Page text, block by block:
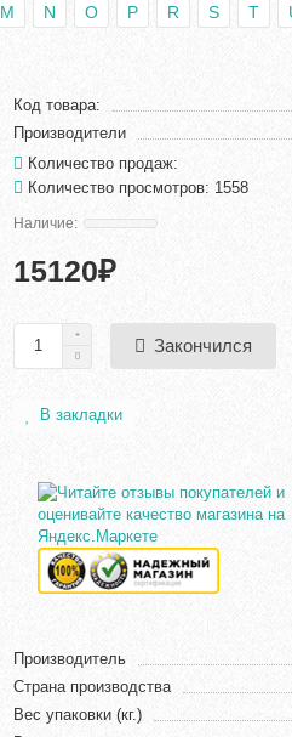
M N O P R S T
Код товара:
Производители
Количество продаж:
Количество просмотров: 1558
15120₽
Закончился
В закладки
Производитель
Страна производства
Вес упаковки (кг.)